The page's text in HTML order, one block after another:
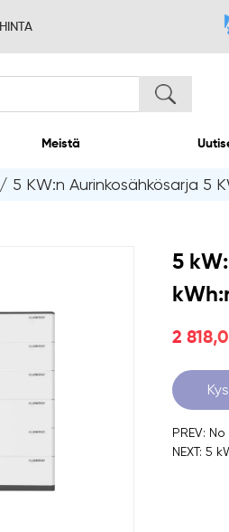
KILPAILUKYKYINEN HINTA
Tuotteet
/ 5 KW:n Aurinkosähkösarja 5
5
2
PREV:
NEXT: 5